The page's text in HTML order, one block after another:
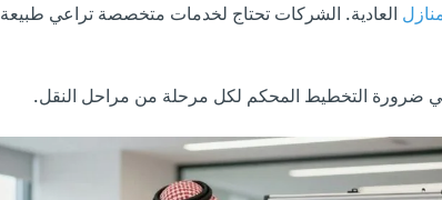
العادية. الشركات تحتاج لخدمات متخصصة تراعي طبيعة